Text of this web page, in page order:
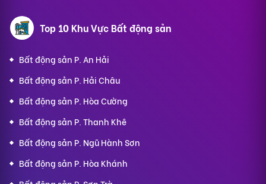
Top 10 Khu Vực Bất động sản
Bất động sản P. An Hải
Bất động sản P. Hải Châu
Bất động sản P. Hòa Cường
Bất động sản P. Thanh Khê
Bất động sản P. Ngũ Hành Sơn
Bất động sản P. Hòa Khánh